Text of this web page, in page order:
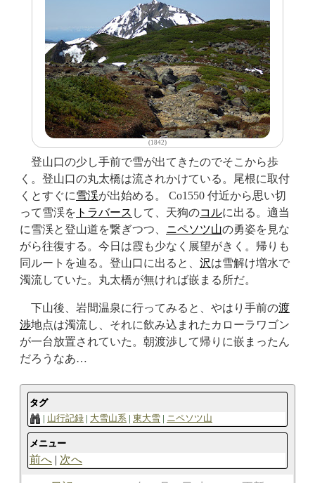
(1842)
登山口の少し手前で雪が出てきたのでそこから歩
く。登山口の丸太橋は流されかけている。尾根に取付
くとすぐに雪渓が出始める。 Co1550 付近から思い切
って雪渓を トラバース して、天狗のコルに出る。適当
に雪渓と登山道を繋ぎつつ、 ニペソツ山の勇姿を見な
がら往復する。今日は霞も少なく展望がきく。帰りも
同ルートを辿る。登山口に出ると、 沢は雪解け増水で
濁流していた。丸太橋が無ければ嵌まる所だ。
下山後、岩間温泉に行ってみると、やはり手前の渡
渉地点は濁流し、それに飲み込まれたカローラワゴン
が一台放置されていた。朝渡渉して帰りに嵌まったん
だろうなあ…
タグ
山行記録
大雪山系 東大雪 ニペソツ山
メニュー
前へ 次へ